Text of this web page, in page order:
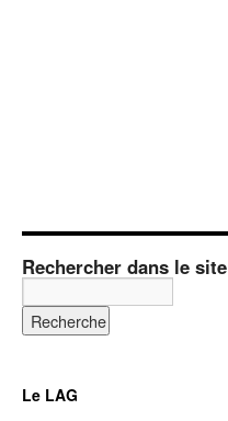
Rechercher dans le site
Le LAG